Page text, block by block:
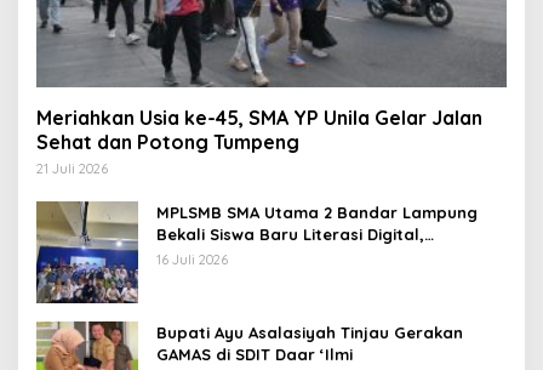
Meriahkan Usia ke-45, SMA YP Unila Gelar Jalan
Sehat dan Potong Tumpeng
21 Juli 2026
MPLSMB SMA Utama 2 Bandar Lampung
Bekali Siswa Baru Literasi Digital,
Jurnalistik, dan Etika Bermedia Sosial
16 Juli 2026
Bupati Ayu Asalasiyah Tinjau Gerakan
GAMAS di SDIT Daar ‘Ilmi